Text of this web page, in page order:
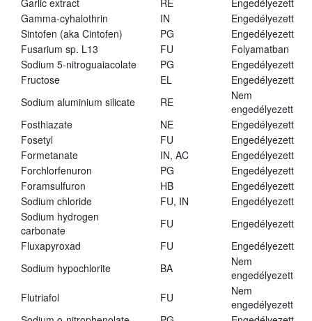
Garlic extract
RE
Engedélyezett
Gamma-cyhalothrin
IN
Engedélyezett
Sintofen (aka Cintofen)
PG
Engedélyezett
Fusarium sp. L13
FU
Folyamatban
Sodium 5-nitroguaiacolate
PG
Engedélyezett
Fructose
EL
Engedélyezett
Sodium aluminium silicate
RE
Nem
engedélyezett
Fosthiazate
NE
Engedélyezett
Fosetyl
FU
Engedélyezett
Formetanate
IN, AC
Engedélyezett
Forchlorfenuron
PG
Engedélyezett
Foramsulfuron
HB
Engedélyezett
Sodium chloride
FU, IN
Engedélyezett
Sodium hydrogen
carbonate
FU
Engedélyezett
Fluxapyroxad
FU
Engedélyezett
Sodium hypochlorite
BA
Nem
engedélyezett
Flutriafol
FU
Nem
engedélyezett